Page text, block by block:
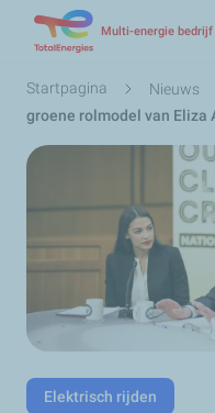
Multi-energie bedrijf
Kruimelpad
Startpagina Nieuws
groene rolmodel van Eliza
Elektrisch rijden